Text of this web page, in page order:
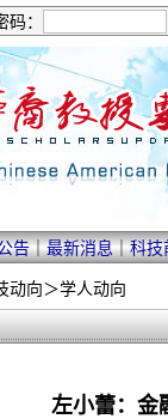
码：
告｜最新消息｜科技
动向＞学人动向
左小蕾：金